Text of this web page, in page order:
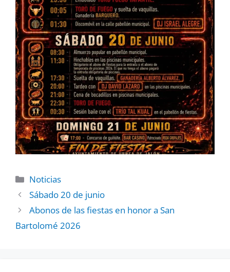
Noticias
Sábado 20 de junio
Abonos de las fiestas en honor a San
Bartolomé 2026